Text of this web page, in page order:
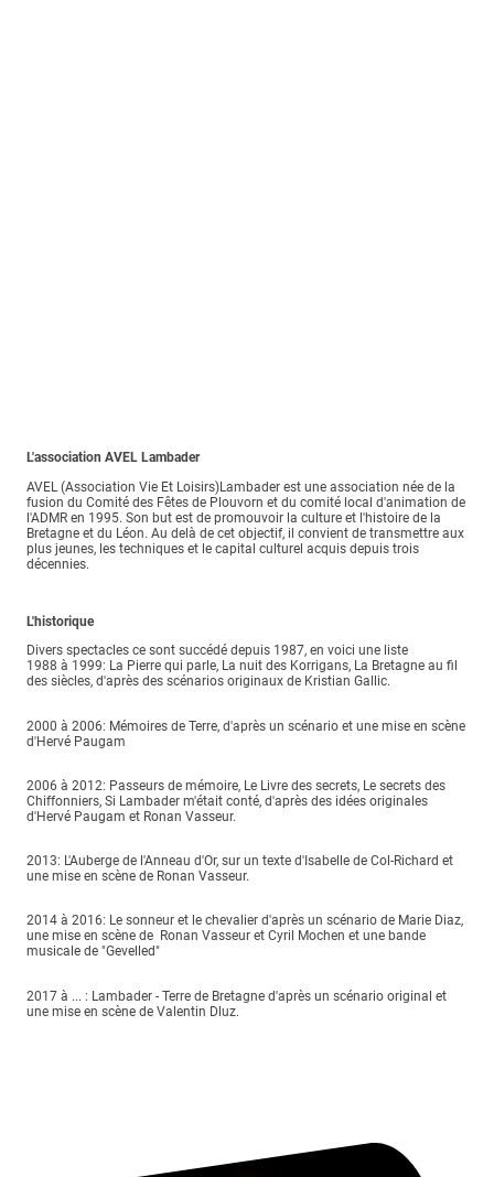
L'association AVEL Lambader
AVEL (Association Vie Et Loisirs)Lambader est une association née de la
fusion du Comité des Fêtes de Plouvorn et du comité local d'animation de
l'ADMR en 1995. Son but est de promouvoir la culture et l'histoire de la
Bretagne et du Léon. Au delà de cet objectif, il convient de transmettre aux
plus jeunes, les techniques et le capital culturel acquis depuis trois
décennies.
L'historique
Divers spectacles ce sont succédé depuis 1987, en voici une liste
1988 à 1999: La Pierre qui parle, La nuit des Korrigans, La Bretagne au fil
des siècles, d'après des scénarios originaux de Kristian Gallic.
2000 à 2006: Mémoires de Terre, d'après un scénario et une mise en scène
d'Hervé Paugam
2006 à 2012: Passeurs de mémoire, Le Livre des secrets, Le secrets des
Chiffonniers, Si Lambader m'était conté, d'après des idées originales
d'Hervé Paugam et Ronan Vasseur.
2013: L'Auberge de l'Anneau d'Or, sur un texte d'Isabelle de Col-Richard et
une mise en scène de Ronan Vasseur.
2014 à 2016: Le sonneur et le chevalier d'après un scénario de Marie Diaz,
une mise en scène de Ronan Vasseur et Cyril Mochen et une bande
musicale de "Gevelled"
2017 à ... : Lambader - Terre de Bretagne d'après un scénario original et
une mise en scène de Valentin Dluz.